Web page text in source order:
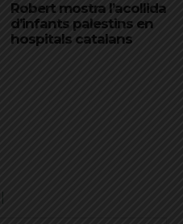
Robert mostra l’acollida
d’infants palestins en
hospitals catalans